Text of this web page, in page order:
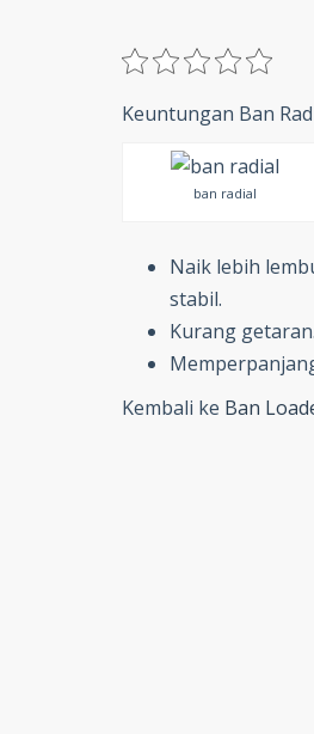
Keuntungan Ban
ban radial
Naik lebih
stabil.
Kurang getaran.
Kembali ke Ban